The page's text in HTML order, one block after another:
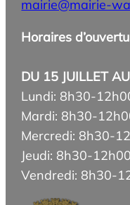
mairie@mairie-
Horaires
DU 15 JUILLET
Lundi: 8h30-
Mardi: 8h30-
Mercredi: 8h30-
Jeudi: 8h30-12h00
Vendredi: 8h30-